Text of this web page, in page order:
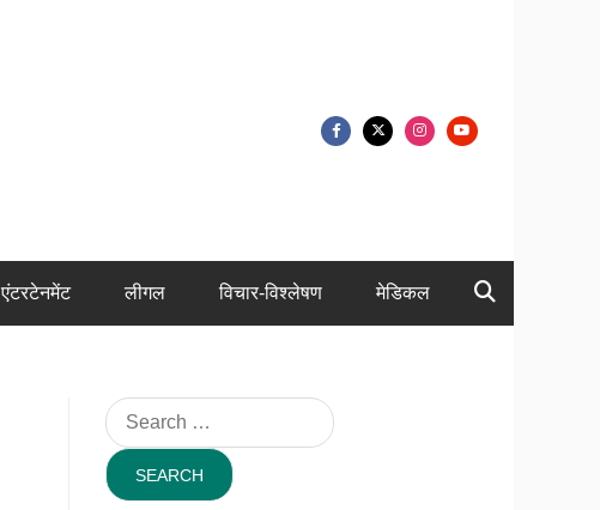
एंटरटेनमेंट लीगल विचार-विश्लेषण मेडिकल
Search
for: